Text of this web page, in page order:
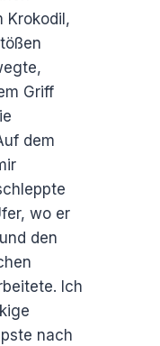
Krokodil,
Griff
dem
wo er
den
Ich
nach